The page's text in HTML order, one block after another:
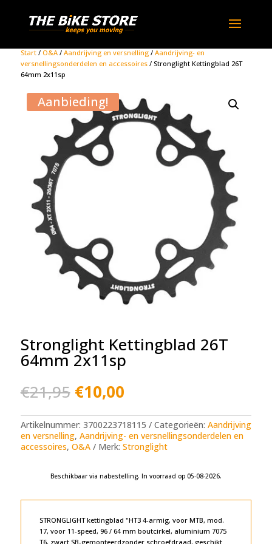
Start/ O&A/ Aandrijving en versnelling/ Aandrijving- en
versnellingsonderdelen en accessoires/ Stronglight Kettingblad 26T
64mm 2x11sp
Aanbieding!
Stronglight Kettingblad 26T
64mm 2x11sp
€21,95 Oorspronkelijke
prijs
was:
€21,95.
€10,00Huidige
prijs
is:
€10,00.
Artikelnummer: 3700223718115 Categorieën: Aandrijving
en versnelling, Aandrijving- en versnellingsonderdelen en
accessoires, O&A Merk: Stronglight
Beschikbaar via nabestelling. In voorraad op 05-08-2026.
e
r
n
STRONGLIGHT kettingblad "HT3 4-armig, voor MTB, mod.
17, voor 11-speed, 96 / 64 mm boutcirkel, aluminium 7075
T6, zwart SB-gemonteerdzonder schroefdraad, geschikt